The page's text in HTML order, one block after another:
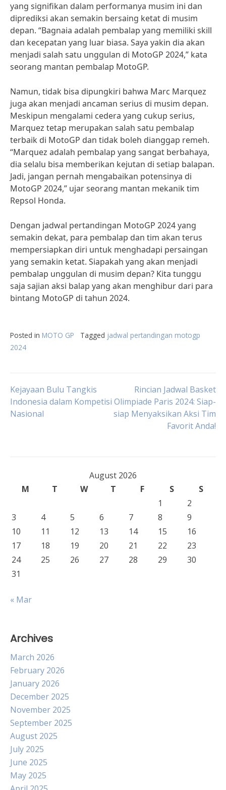
yang signifikan dalam performanya musim ini dan
diprediksi akan semakin bersaing ketat di musim
depan. “Bagnaia adalah pembalap yang memiliki skill
dan kecepatan yang luar biasa. Saya yakin dia akan
menjadi salah satu unggulan di MotoGP 2024,” kata
seorang mantan pembalap MotoGP.
Namun, tidak bisa dipungkiri bahwa Marc Marquez
juga akan menjadi ancaman serius di musim depan.
Meskipun mengalami cedera yang cukup serius,
Marquez tetap merupakan salah satu pembalap
terbaik di MotoGP dan tidak boleh dianggap remeh.
“Marquez adalah pembalap yang sangat berbahaya,
dia selalu bisa memberikan kejutan di setiap balapan.
Jadi, jangan pernah mengabaikan potensinya di
MotoGP 2024,” ujar seorang mantan mekanik tim
Repsol Honda.
Dengan jadwal pertandingan MotoGP 2024 yang
semakin dekat, para pembalap dan tim akan terus
mempersiapkan diri untuk menghadapi persaingan
yang semakin ketat. Siapakah yang akan menjadi
pembalap unggulan di musim depan? Kita tunggu
saja sajian aksi balap yang akan menghibur dari para
bintang MotoGP di tahun 2024.
Posted in MOTO GP Tagged jadwal pertandingan motogp
2024
Post
navigation
Kejayaan Bulu Tangkis
Indonesia dalam Kompetisi
Nasional
Rincian Jadwal Basket
Olimpiade Paris 2024: Siap-
siap Menyaksikan Aksi Tim
Favorit Anda!
August 2026
M
T W T F S
S
1
2
3
4 5 6 7 8
9
10
11 12 13 14 15
16
17
18 19 20 21 22
23
24
25 26 27 28 29
30
31
« Mar
Archives
March 2026
February 2026
January 2026
December 2025
November 2025
September 2025
August 2025
July 2025
June 2025
May 2025